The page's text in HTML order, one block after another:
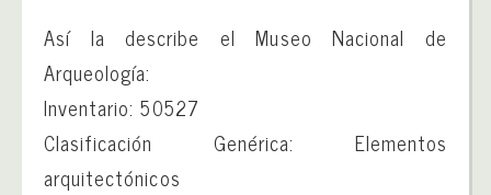
Así la describe el Museo Nacional de
Arqueología:
Inventario: 50527
Clasificación Genérica: Elementos
arquitectónicos